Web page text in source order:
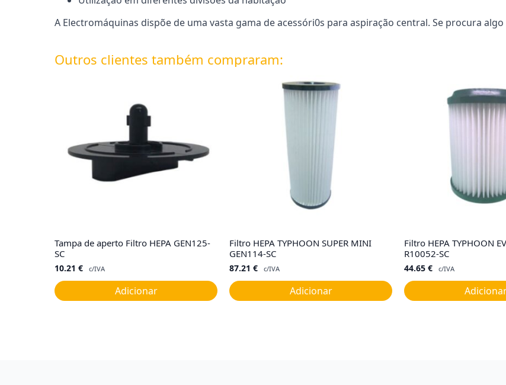
A Electromáquinas dispõe de uma vasta gama de acessóri0s para aspiração central. Se procura
Outros clientes também compraram:
Tampa de aperto Filtro HEPA GEN125-
SC
10.21 € c/IVA
Adicionar
Filtro HEPA TYPHOON SUPER MINI
GEN114-SC
87.21 € c/IVA
Adicionar
Filtro HEPA TYPHOON
R10052-SC
44.65 € c/IVA